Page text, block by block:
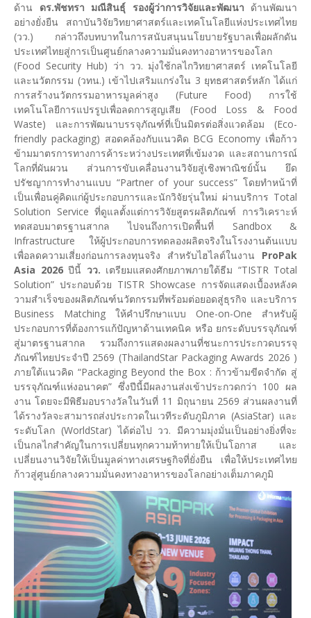
ด้าน ดร.พัชทรา มณีสินธุ์ รองผู้ว่าการวิจัยและพัฒนา ด้านพัฒนา
อย่างยั่งยืน สถาบันวิจัยวิทยาศาสตร์และเทคโนโลยีแห่งประเทศไทย
(วว.) กล่าวถึงบทบาทในการสนับสนุนนโยบายรัฐบาลเพื่อผลักดัน
ประเทศไทยสู่การเป็นศูนย์กลางความมั่นคงทางอาหารของโลก
(Food Security Hub) ว่า วว. มุ่งใช้กลไกวิทยาศาสตร์ เทคโนโลยี
และนวัตกรรม (วทน.) เข้าไปเสริมแกร่งใน 3 ยุทธศาสตร์หลัก ได้แก่
การสร้างนวัตกรรมอาหารมูลค่าสูง (Future Food) การใช้
เทคโนโลยีการแปรรูปเพื่อลดการสูญเสีย (Food Loss & Food
Waste) และการพัฒนาบรรจุภัณฑ์ที่เป็นมิตรต่อสิ่งแวดล้อม (Eco-
friendly packaging) สอดคล้องกับแนวคิด BCG Economy เพื่อก้าว
ข้ามมาตรการทางการค้าระหว่างประเทศที่เข้มงวด และสถานการณ์
โลกที่ผันผวน ส่วนการขับเคลื่อนงานวิจัยสู่เชิงพาณิชย์นั้น ยึด
ปรัชญาการทำงานแบบ “Partner of your success” โดยทำหน้าที่
เป็นเพื่อนคู่คิดแก่ผู้ประกอบการและนักวิจัยรุ่นใหม่ ผ่านบริการ Total
Solution Service ที่ดูแลตั้งแต่การวิจัยสูตรผลิตภัณฑ์ การวิเคราะห์
ทดสอบมาตรฐานสากล ไปจนถึงการเปิดพื้นที่ Sandbox &
Infrastructure ให้ผู้ประกอบการทดลองผลิตจริงในโรงงานต้นแบบ
เพื่อลดความเสี่ยงก่อนการลงทุนจริง สำหรับไฮไลต์ในงาน ProPak
Asia 2026ปีนี้ วว. เตรียมแสดงศักยภาพภายใต้ธีม “TISTR Total
Solution” ประกอบด้วย TISTR Showcase การจัดแสดงเบื้องหลังค
วามสำเร็จของผลิตภัณฑ์นวัตกรรมที่พร้อมต่อยอดสู่ธุรกิจ และบริการ
Business Matching ให้คำปรึกษาแบบ One-on-One สำหรับผู้
ประกอบการที่ต้องการแก้ปัญหาด้านเทคนิค หรือ ยกระดับบรรจุภัณฑ์
สู่มาตรฐานสากล รวมถึงการแสดงผลงานที่ชนะการประกวดบรรจุ
ภัณฑ์ไทยประจำปี 2569 (ThailandStar Packaging Awards 2026 )
ภายใต้แนวคิด “Packaging Beyond the Box : ก้าวข้ามขีดจำกัด สู่
บรรจุภัณฑ์แห่งอนาคต” ซึ่งปีนี้มีผลงานส่งเข้าประกวดกว่า 100 ผล
งาน โดยจะมีพิธีมอบรางวัลในวันที่ 11 มิถุนายน 2569 ส่วนผลงานที่
ได้รางวัลจะสามารถส่งประกวดในเวทีระดับภูมิภาค (AsiaStar) และ
ระดับโลก (WorldStar) ได้ต่อไป วว. มีความมุ่งมั่นเป็นอย่างยิ่งที่จะ
เป็นกลไกสำคัญในการเปลี่ยนทุกความท้าทายให้เป็นโอกาส และ
เปลี่ยนงานวิจัยให้เป็นมูลค่าทางเศรษฐกิจที่ยั่งยืน เพื่อให้ประเทศไทย
ก้าวสู่ศูนย์กลางความมั่นคงทางอาหารของโลกอย่างเต็มภาคภูมิ